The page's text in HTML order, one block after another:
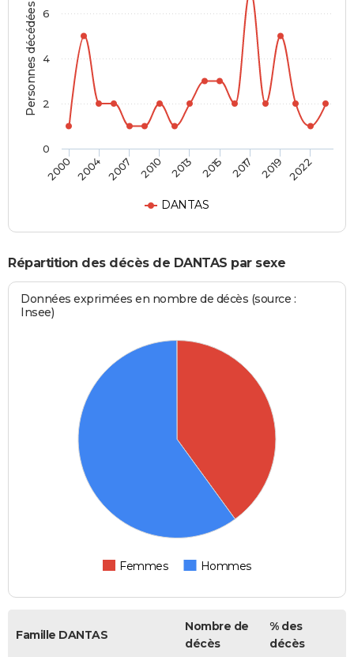
Personnes décédées
DANTAS
2000 2004 2007 2010 2013 2015 2017 2019 2022
0
2
4
6
Répartition des décès de DANTAS par sexe
Données exprimées en nombre de décès (source :
Insee)
Femmes Hommes
Famille DANTAS
Nombre de
décès
% des
décès